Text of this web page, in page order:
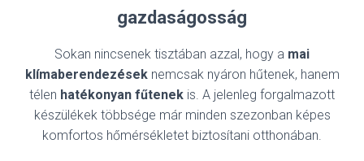
gazdaságosság
Sokan nincsenek tisztában azzal, hogy a mai
klímaberendezéseknemcsak nyáron hűtenek, hanem
télen hatékonyan fűtenek is. A jelenleg forgalmazott
készülékek többsége már minden szezonban képes
komfortos hőmérsékletet biztosítani otthonában.